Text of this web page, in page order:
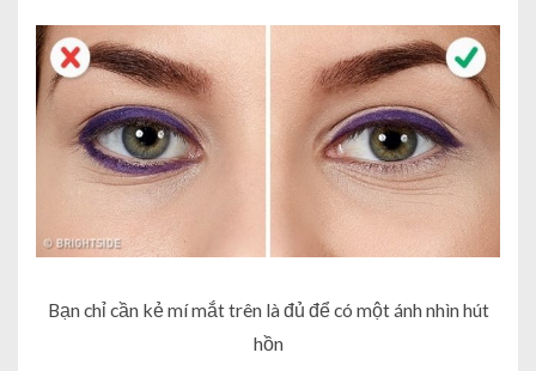
Bạn chỉ cần kẻ mí mắt trên là đủ để có một ánh nhìn hút
hồn